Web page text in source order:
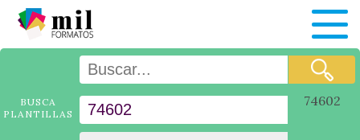
BUSCA
PLANTILLAS
74602